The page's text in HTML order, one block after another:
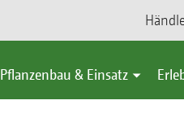
Pflanzenbau & Einsatz